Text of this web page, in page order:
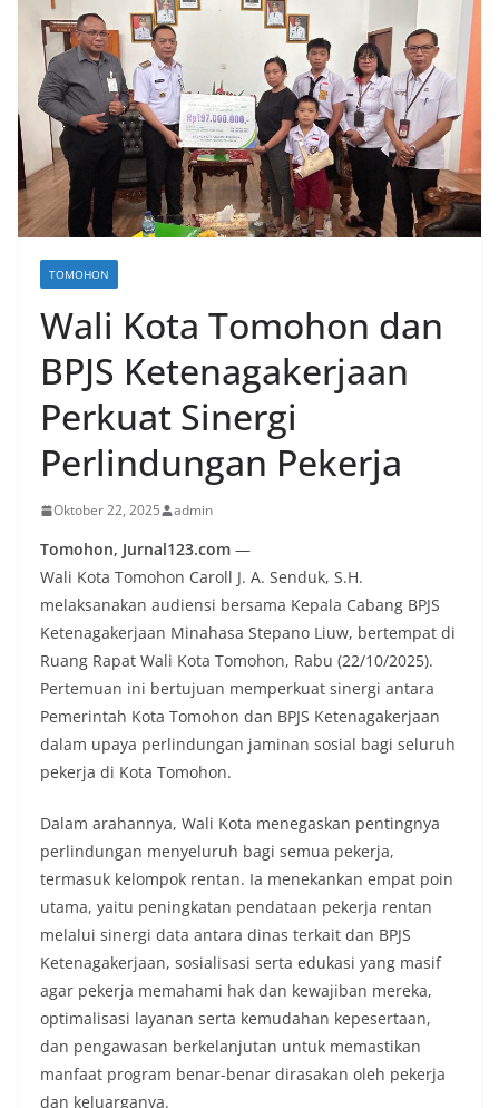
TOMOHON
Wali Kota Tomohon dan
BPJS Ketenagakerjaan
Perkuat Sinergi
Perlindungan Pekerja
Oktober 22, 2025 admin
Tomohon, Jurnal123.com —
Wali Kota Tomohon Caroll J. A. Senduk, S.H.
melaksanakan audiensi bersama Kepala Cabang BPJS
Ketenagakerjaan Minahasa Stepano Liuw, bertempat di
Ruang Rapat Wali Kota Tomohon, Rabu (22/10/2025).
Pertemuan ini bertujuan memperkuat sinergi antara
Pemerintah Kota Tomohon dan BPJS Ketenagakerjaan
dalam upaya perlindungan jaminan sosial bagi seluruh
pekerja di Kota Tomohon.
Dalam arahannya, Wali Kota menegaskan pentingnya
perlindungan menyeluruh bagi semua pekerja,
termasuk kelompok rentan. Ia menekankan empat poin
utama, yaitu peningkatan pendataan pekerja rentan
melalui sinergi data antara dinas terkait dan BPJS
Ketenagakerjaan, sosialisasi serta edukasi yang masif
agar pekerja memahami hak dan kewajiban mereka,
optimalisasi layanan serta kemudahan kepesertaan,
dan pengawasan berkelanjutan untuk memastikan
manfaat program benar-benar dirasakan oleh pekerja
dan keluarganya.